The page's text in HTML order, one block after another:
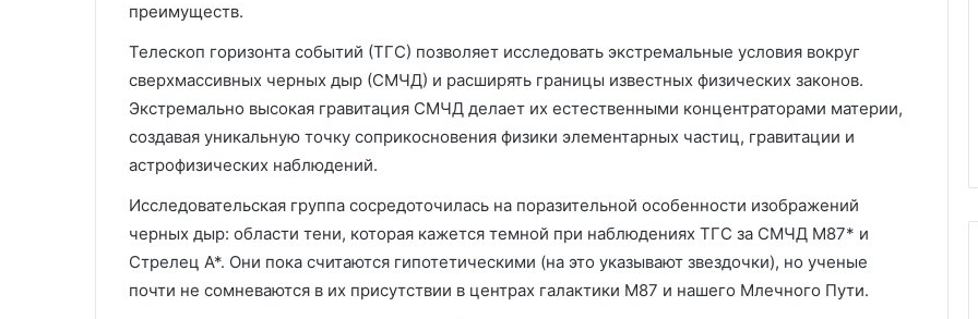
преимуществ.
Телескоп горизонта событий (ТГС) позволяет исследовать экстремальные условия вокруг
сверхмассивных черных дыр (СМЧД) и расширять границы известных физических законов.
Экстремально высокая гравитация СМЧД делает их естественными концентраторами материи,
создавая уникальную точку соприкосновения физики элементарных частиц, гравитации и
астрофизических наблюдений.
Исследовательская группа сосредоточилась на поразительной особенности изображений
черных дыр: области тени, которая кажется темной при наблюдениях ТГС за СМЧД M87* и
Стрелец A*. Они пока считаются гипотетическими (на это указывают звездочки), но ученые
почти не сомневаются в их присутствии в центрах галактики M87 и нашего Млечного Пути.